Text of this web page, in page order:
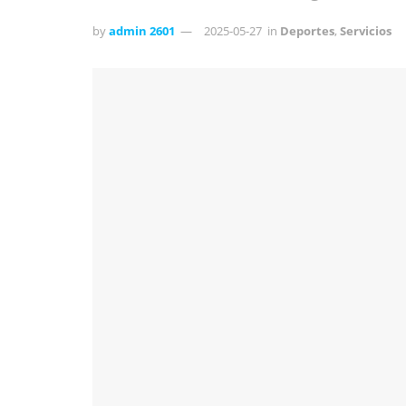
byadmin 2601 2025-05-27 in Deportes, Servicios